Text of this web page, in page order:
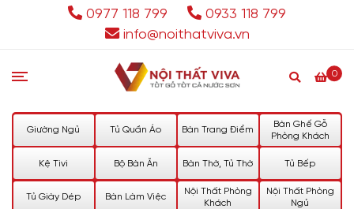
0977 118 799
0933 118 799
info@noithatviva.vn
0
Giường Ngủ Tủ Quần Áo Bàn Trang Điểm
Bàn Ghế Gỗ
Phòng Khách
Kệ Tivi Bộ Bàn Ăn Bàn Thờ, Tủ Thờ Tủ Bếp
Tủ Giày Dép Bàn Làm Việc
Nội Thất Phòng
Khách
Nội Thất Phòng
Ngủ